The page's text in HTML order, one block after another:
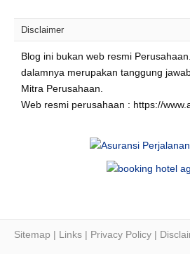
Disclaimer
Blog ini bukan web resmi
dalamnya merupakan tanggung
Mitra Perusahaan.
Web resmi perusahaan : https://
Sitemap | Links | Privacy Policy |